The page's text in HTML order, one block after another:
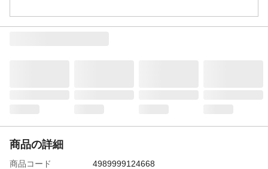
商品の詳細
商品コード
4989999124668